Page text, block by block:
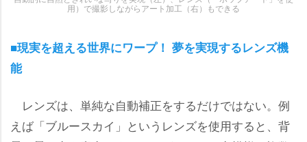
用）で撮影しながらアート加工（右）もできる
■現実を超える世界にワープ！ 夢を実現するレンズ機
能
レンズは、単純な自動補正をするだけではない。例
えば「ブルースカイ」というレンズを使用すると、背